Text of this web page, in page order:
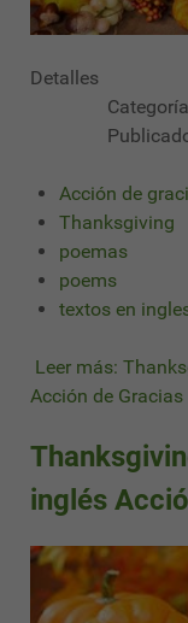
Detalles
Acción de
Thanksgiving
poemas
poems
textos en
Leer más:
Acción de Gracias
inglés